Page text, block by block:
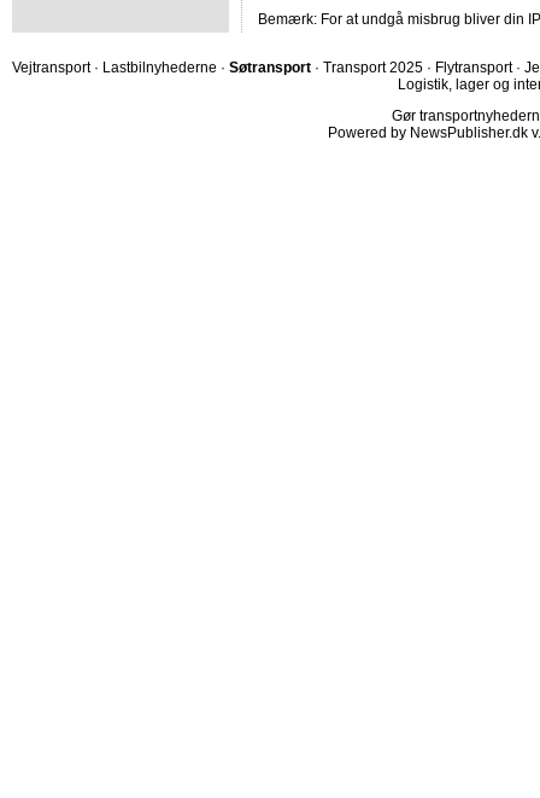
Bemærk: For at undgå misbrug bliver din
Vejtransport · Lastbilnyhederne · Søtransport · Transport 2025 · Flytransport ·
Logistik, lager og
Gør
Powered by NewsPublisher.dk